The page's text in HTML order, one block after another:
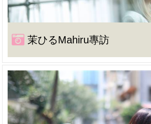
茉ひるMahiru專訪